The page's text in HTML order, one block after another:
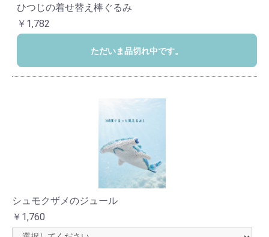
ひつじの着せ替え棒ぐるみ
￥1,782
ただいま品切れ中です。
シュモクザメのジュール
￥1,760